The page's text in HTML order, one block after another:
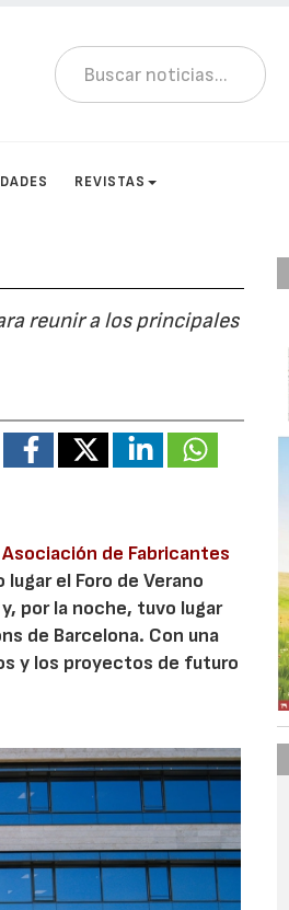
REVISTAS
reunir a los principales
Asociación de Fabricantes
el Foro de Verano
por la noche, tuvo lugar
de Barcelona. Con una
y los proyectos de futuro